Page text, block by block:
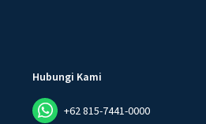
Hubungi Kami
+62 815-7441-0000